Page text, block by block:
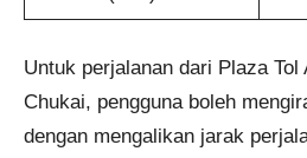
Untuk perjalanan dari Plaza Tol
Chukai, pengguna boleh
dengan mengalikan jarak